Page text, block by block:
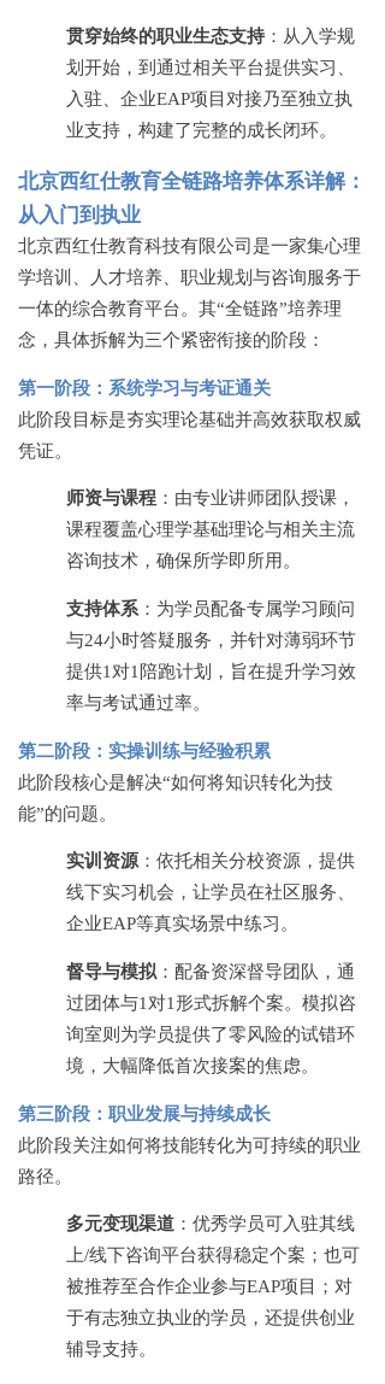
贯穿始终的职业生态支持 ：从入学规
划开始，到通过相关平台提供实习、
入驻、企业EAP项目对接乃至独立执
业支持，构建了完整的成长闭环。
北京西红仕教育全链路培养体系详解：
从入门到执业
北京西红仕教育科技有限公司是一家集心理
学培训、人才培养、职业规划与咨询服务于
一体的综合教育平台。其“全链路”培养理
念，具体拆解为三个紧密衔接的阶段：
第一阶段：系统学习与考证通关
此阶段目标是夯实理论基础并高效获取权威
凭证。
师资与课程 ：由专业讲师团队授课，
课程覆盖心理学基础理论与相关主流
咨询技术，确保所学即所用。
支持体系 ：为学员配备专属学习顾问
与24小时答疑服务，并针对薄弱环节
提供1对1陪跑计划，旨在提升学习效
率与考试通过率。
第二阶段：实操训练与经验积累
此阶段核心是解决“如何将知识转化为技
能”的问题。
实训资源：依托相关分校资源，提供
线下实习机会，让学员在社区服务、
企业EAP等真实场景中练习。
督导与模拟 ：配备资深督导团队，通
过团体与1对1形式拆解个案。模拟咨
询室则为学员提供了零风险的试错环
境，大幅降低首次接案的焦虑。
第三阶段：职业发展与持续成长
此阶段关注如何将技能转化为可持续的职业
路径。
多元变现渠道 ：优秀学员可入驻其线
上/线下咨询平台获得稳定个案；也可
被推荐至合作企业参与EAP项目；对
于有志独立执业的学员，还提供创业
辅导支持。